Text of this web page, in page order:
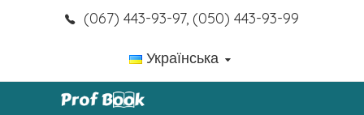
(067) 443-93-97, (050) 443-93-99
Українська